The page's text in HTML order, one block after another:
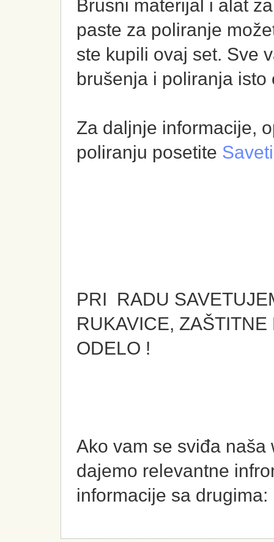
Brusni materijal i alat
paste za poliranje
ste kupili ovaj set. Sve
brušenja i poliranja isto
Za daljnje informacije,
poliranju posetite Saveti
PRI RADU
RUKAVICE,
ODELO !
Ako vam se sviđa
dajemo relevantne
informacije sa drugima: